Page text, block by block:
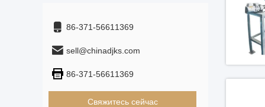
86-371-56611369
sell@chinadjks.com
86-371-56611369
Свяжитесь сейчас